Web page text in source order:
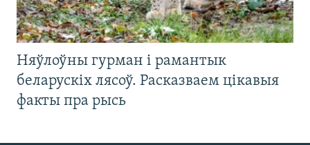
Няўлоўны гурман і рамантык
беларускіх лясоў. Расказваем цікавыя
факты пра рысь